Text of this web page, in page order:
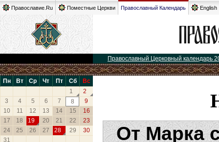
Православие.Ru Поместные Церкви Православный Календарь English
Православный Церковный календарь
Пн Вт Ср Чт Пт Сб
Вс
1
2
3
4 5 6 7 8
9
10
11 12 13 14 15
16
17
18 19 20 21 22
23
24
25 26 27 28 29
30
31
От Марка